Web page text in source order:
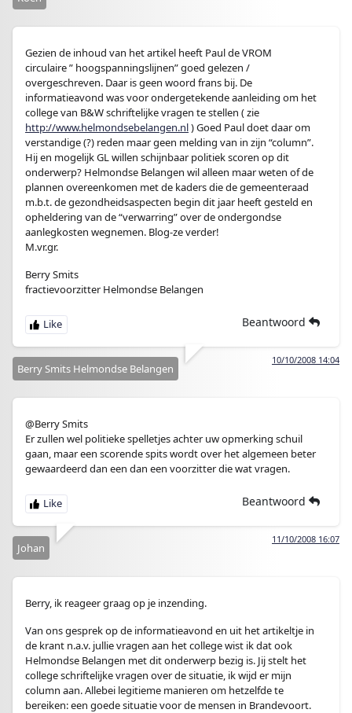
Gezien de inhoud van het artikel heeft Paul de VROM
circulaire ” hoogspanningslijnen” goed gelezen /
overgeschreven. Daar is geen woord frans bij. De
informatieavond was voor ondergetekende aanleiding om het
college van B&W schriftelijke vragen te stellen ( zie
http://www.helmondsebelangen.nl) Goed Paul doet daar om
verstandige (?) reden maar geen melding van in zijn “column”.
Hij en mogelijk GL willen schijnbaar politiek scoren op dit
onderwerp? Helmondse Belangen wil alleen maar weten of de
plannen overeenkomen met de kaders die de gemeenteraad
m.b.t. de gezondheidsaspecten begin dit jaar heeft gesteld en
opheldering van de “verwarring” over de ondergondse
aanlegkosten wegnemen. Blog-ze verder!
M.vr.gr.
Berry Smits
fractievoorzitter Helmondse Belangen
Beantwoord
10/10/2008 14:04
Berry Smits Helmondse Belangen
@Berry Smits
Er zullen wel politieke spelletjes achter uw opmerking schuil
gaan, maar een scorende spits wordt over het algemeen beter
gewaardeerd dan een dan een voorzitter die wat vragen.
Beantwoord
11/10/2008 16:07
Johan
Berry, ik reageer graag op je inzending.
Van ons gesprek op de informatieavond en uit het artikeltje in
de krant n.a.v. jullie vragen aan het college wist ik dat ook
Helmondse Belangen met dit onderwerp bezig is. Jij stelt het
college schriftelijke vragen over de situatie, ik wijd er mijn
column aan. Allebei legitieme manieren om hetzelfde te
bereiken: een goede situatie voor de mensen in Brandevoort.